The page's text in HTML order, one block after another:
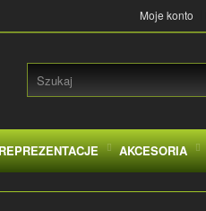
Moje konto
AKCESORIA